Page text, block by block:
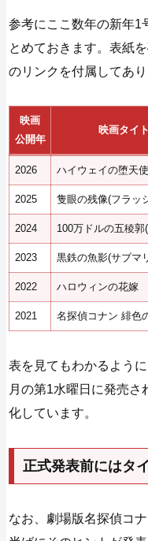
参考にここ数年の新年1
とめておきます。表紙
のリンクを付属してあり
映画
公開年
映画タイ
2026 ハイウェイの堕天使
2025 隻眼の残像(フラッ
2024 100万ドルの五稜郭
2023 黒鉄の魚影(サブマ
2022 ハロウィンの花嫁
2021 名探偵コナン 緋色
表を見てもわかるよう
月の第1水曜日に発売さ
化しています。
正式発表前にはタ
なお、劇場版名探偵コ